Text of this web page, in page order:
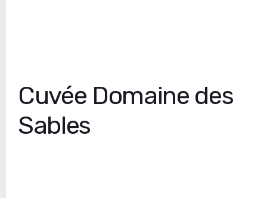
Cuvée Domaine des
Sables